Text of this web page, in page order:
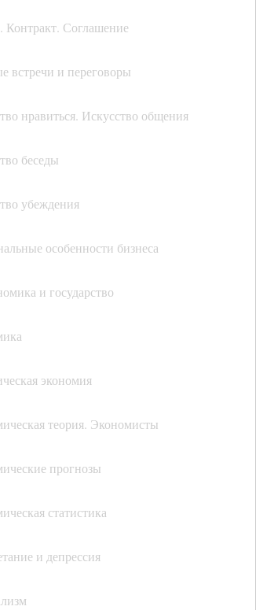
Контракт. Соглашение
встречи и переговоры
нравиться. Искусство общения
беседы
убеждения
особенности бизнеса
и государство
экономия
теория. Экономисты
прогнозы
статистика
и депрессия